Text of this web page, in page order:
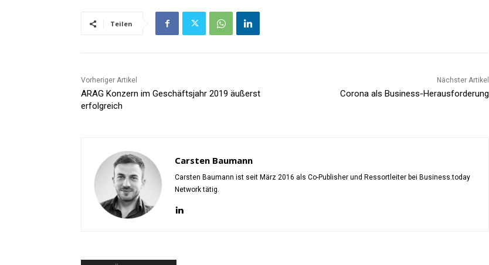
Teilen
Vorheriger Artikel
ARAG Konzern im Geschäftsjahr 2019 äußerst
erfolgreich
Nächster Artikel
Corona als Business-Herausforderung
Carsten Baumann
Carsten Baumann ist seit März 2016 als Co-Publisher und Ressortleiter bei Business.today
Network tätig.